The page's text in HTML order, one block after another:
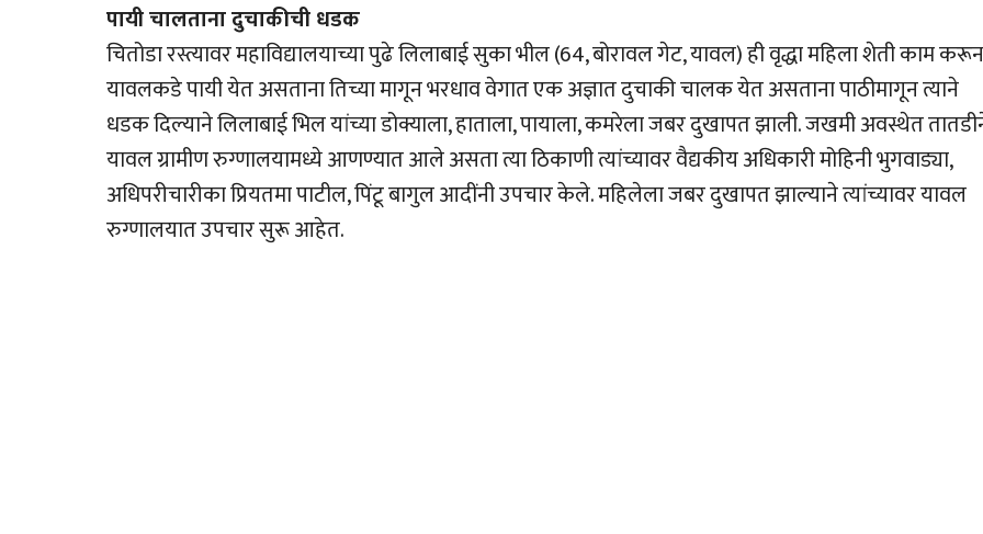
पायी चालताना दुचाकीची धडक
चितोडा रस्त्यावर महाविद्यालयाच्या पुढे लिलाबाई सुका भील (64, बोरावल गेट, यावल) ही वृद्धा महिला शेती काम करून
यावलकडे पायी येत असताना तिच्या मागून भरधाव वेगात एक अज्ञात दुचाकी चालक येत असताना पाठीमागून त्याने
धडक दिल्याने लिलाबाई भिल यांच्या डोक्याला, हाताला, पायाला, कमरेला जबर दुखापत झाली. जखमी अवस्थेत
यावल ग्रामीण रुग्णालयामध्ये आणण्यात आले असता त्या ठिकाणी त्यांच्यावर वैद्यकीय अधिकारी मोहिनी भुगवाड्या,
अधिपरीचारीका प्रियतमा पाटील, पिंटू बागुल आदींनी उपचार केले. महिलेला जबर दुखापत झाल्याने त्यांच्यावर यावल
रुग्णालयात उपचार सुरू आहेत.